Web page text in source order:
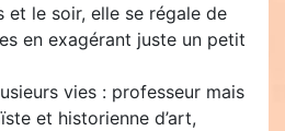
le soir, elle se régale de
en exagérant juste un petit
vies : professeur mais
et historienne d’art,